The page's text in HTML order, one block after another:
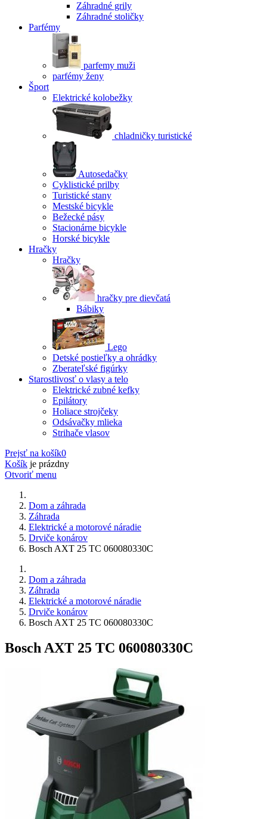
Záhradné grily
Záhradné stoličky
Parfémy
parfemy muži
parfémy ženy
Šport
Elektrické kolobežky
chladničky turistické
Autosedačky
Cyklistické prilby
Turistické stany
Mestské bicykle
Bežecké pásy
Stacionárne bicykle
Horské bicykle
Hračky
Hračky
hračky pre dievčatá
Bábiky
Lego
Detské postieľky a ohrádky
Zberateľské figúrky
Starostlivosť o vlasy a telo
Elektrické zubné kefky
Epilátory
Holiace strojčeky
Odsávačky mlieka
Strihače vlasov
Prejsť na košík0
Košík je prázdny
Otvoriť menu
Dom a záhrada
Záhrada
Elektrické a motorové náradie
Drviče konárov
Bosch AXT 25 TC 060080330C
Dom a záhrada
Záhrada
Elektrické a motorové náradie
Drviče konárov
Bosch AXT 25 TC 060080330C
Bosch AXT 25 TC 060080330C